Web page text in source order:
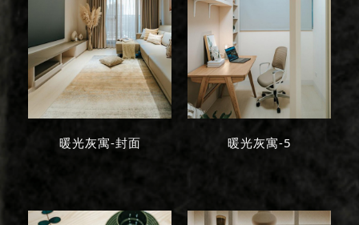
暖光灰寓-封面 暖光灰寓-5